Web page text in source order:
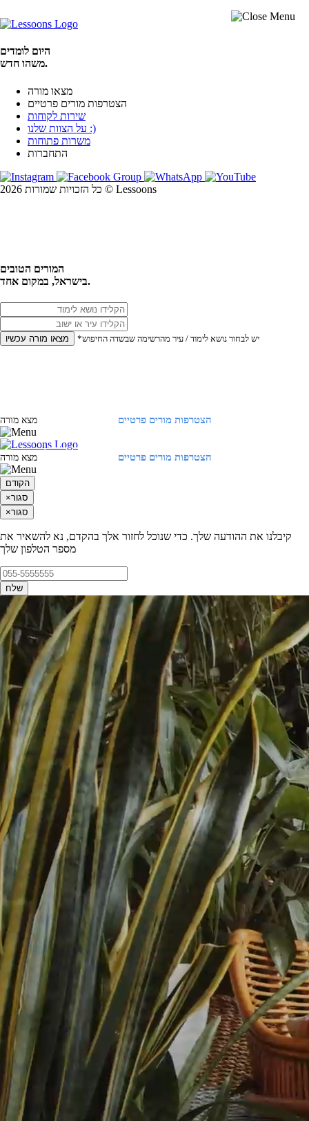
היום לומדים
משהו חדש.
מצאו מורה
הצטרפות מורים פרטיים
שירות לקוחות
על הצוות שלנו :)
משרות פתוחות
התחברות
כל הזכויות שמורות 2026 © Lessoons
המורים הטובים
בישראל, במקום אחד.
מצאו מורה עכשיו *יש לבחור נושא לימוד / עיר מהרשימה שבשדה החיפוש
הצטרפות מורים פרטיים מצא מורה
הצטרפות מורים פרטיים מצא מורה
הקודם
×סגור
×סגור
קיבלנו את ההודעה שלך. כדי שנוכל לחזור אלך בהקדם, נא להשאיר את
מספר הטלפון שלך
שלח